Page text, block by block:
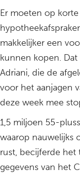
Er moeten op
makkelijker een
kunnen kopen.
Adriani, die de
voor het aanjagen
deze week mee
1,5 miljoen 55-
waarop nauwelijks
rust, becijferde het
gegevens van het